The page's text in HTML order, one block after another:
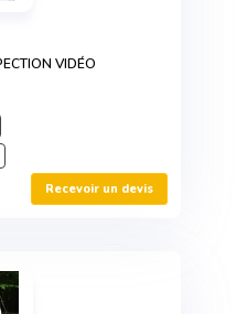
VIDÉO
Recevoir un devis